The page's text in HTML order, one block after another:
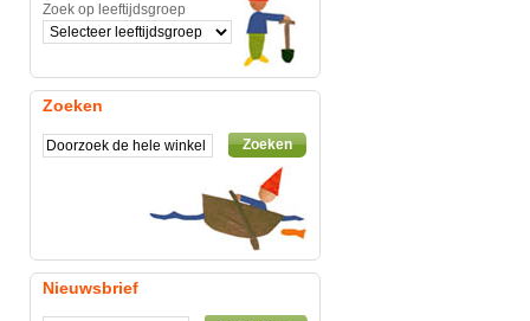
Zoek op leeftijdsgroep
Zoeken
Zoeken
Nieuwsbrief